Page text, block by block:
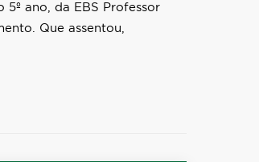
ano, da EBS Professor
Que assentou,